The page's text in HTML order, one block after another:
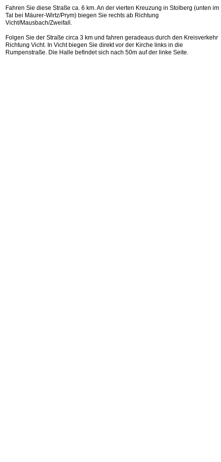
Fahren Sie diese Straße ca. 6 km. An der vierten Kreuzung in Stolberg (unten im
Tal bei Mäurer-Wirtz/Prym) biegen Sie rechts ab Richtung
Vicht/Mausbach/Zweifall.
Folgen Sie der Straße circa 3 km und fahren geradeaus durch den Kreisverkehr
Richtung Vicht. In Vicht biegen Sie direkt vor der Kirche links in die
Rumpenstraße. Die Halle befindet sich nach 50m auf der linke Seite.